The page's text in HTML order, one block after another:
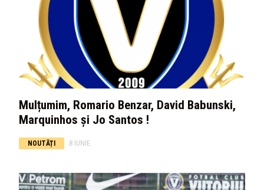
Mulțumim, Romario Benzar, David Babunski,
Marquinhos și Jo Santos !
NOUTĂȚI 8 IUNIE